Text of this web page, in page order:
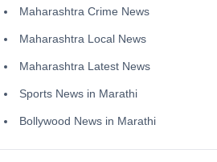
Maharashtra Crime News
Maharashtra Local News
Maharashtra Latest News
Sports News in Marathi
Bollywood News in Marathi